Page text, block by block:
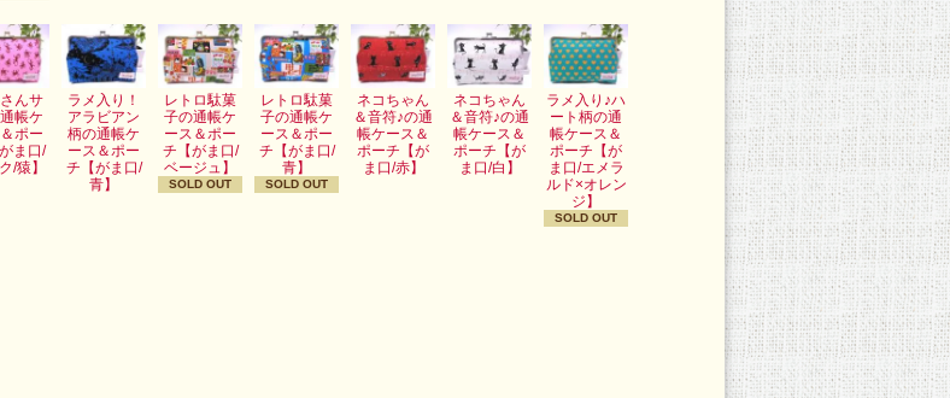
んサ
帳ケ
ポー
ま口/
/猿】
ラメ入り！
アラビアン
柄の通帳ケ
ース＆ポー
チ【がま口/
青】
レトロ駄菓
子の通帳ケ
ース＆ポー
チ【がま口/
ベージュ】
SOLD OUT
レトロ駄菓
子の通帳ケ
ース＆ポー
チ【がま口/
青】
SOLD OUT
ネコちゃん
＆音符♪の通
帳ケース＆
ポーチ【が
ま口/赤】
ネコちゃん
＆音符♪の通
帳ケース＆
ポーチ【が
ま口/白】
ラメ入り♪ハ
ート柄の通
帳ケース＆
ポーチ【が
ま口/エメラ
ルド×オレン
ジ】
SOLD OUT